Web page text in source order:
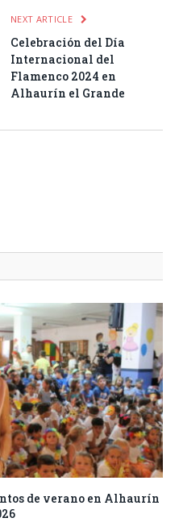
NEXT ARTICLE
Celebración del Día
Internacional del
Flamenco 2024 en
Alhaurín el Grande
de verano en Alhaurín